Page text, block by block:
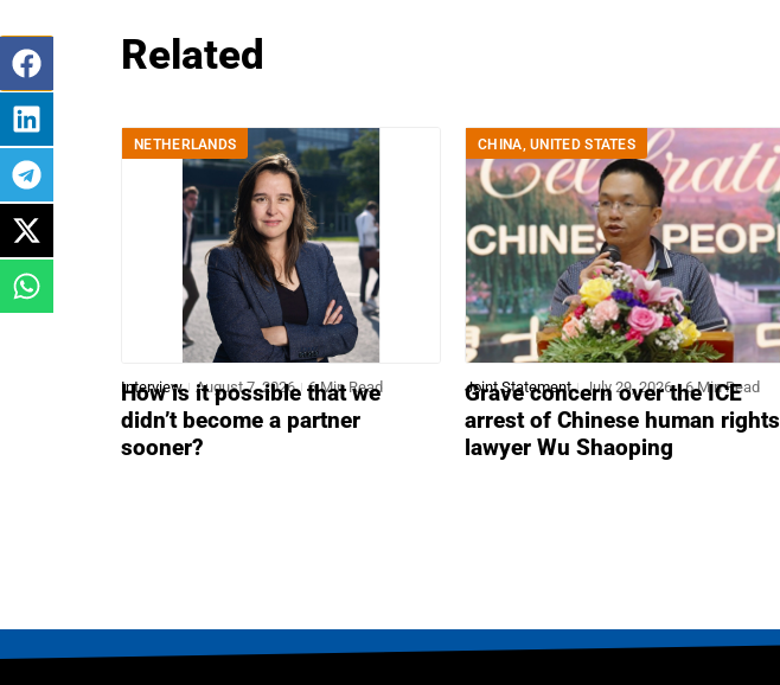
Related
NETHERLANDS
Interview August 7, 2026 6 Min Read
How is it possible that we
didn’t become a partner
sooner?
CHINA,UNITED STATES
Joint Statement July 29, 2026 6 Min Read
Grave concern over the ICE
arrest of Chinese human rights
lawyer Wu Shaoping